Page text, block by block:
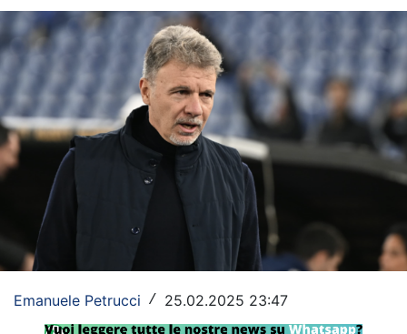
Rassegna Lazio
Social
Calcio
Serie A
Champions League
Europa League
Altri Sport
Formula 1
Emanuele Petrucci / 25.02.2025 23:47